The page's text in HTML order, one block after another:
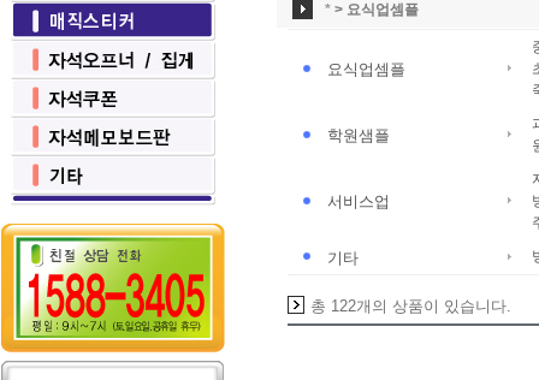
* > 요식업셈플
요식업셈플
학원샘플
서비스업
기타
총 122개의 상품이 있습니다.